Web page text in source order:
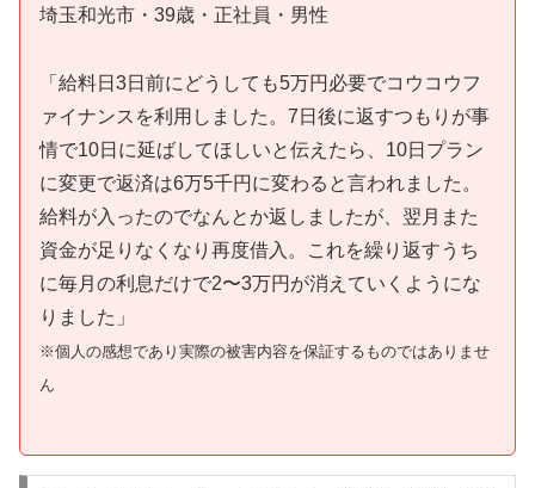
埼玉和光市・39歳・正社員・男性
「給料日3日前にどうしても5万円必要でコウコウフ
ァイナンスを利用しました。7日後に返すつもりが事
情で10日に延ばしてほしいと伝えたら、10日プラン
に変更で返済は6万5千円に変わると言われました。
給料が入ったのでなんとか返しましたが、翌月また
資金が足りなくなり再度借入。これを繰り返すうち
に毎月の利息だけで2〜3万円が消えていくようにな
りました」
※個人の感想であり実際の被害内容を保証するものではありませ
ん